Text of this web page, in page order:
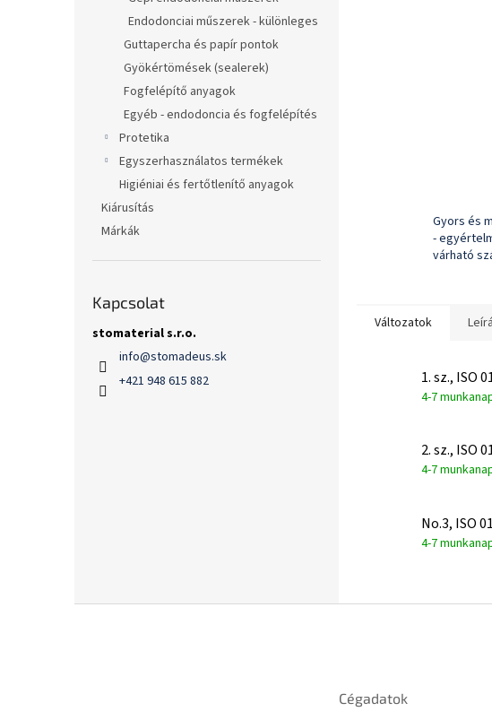
Endodonciai műszerek - különleges
Guttapercha és papír pontok
Gyökértömések (sealerek)
Fogfelépítő anyagok
Egyéb - endodoncia és fogfelépítés
Protetika
Egyszerhasználatos termékek
Higiéniai és fertőtlenítő anyagok
Kiárusítás
Márkák
Kapcsolat
stomaterial s.r.o.
info@stomadeus.sk
+421 948 615 882
Gyors és
-
várható
Változatok
1. sz., ISO
4-7
2. sz., ISO
4-7
No.3, ISO
4-7
Cégadatok